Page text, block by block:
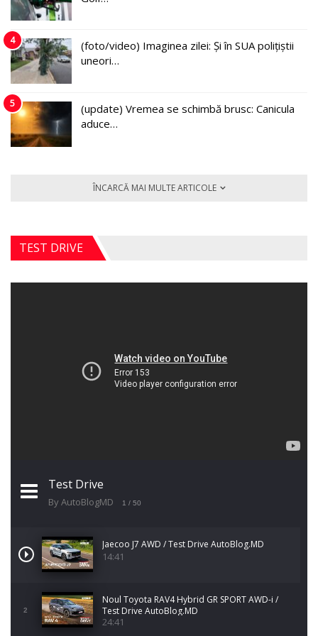
4
(foto/video) Imaginea zilei: Și în SUA polițiștii
uneori…
5
(update) Vremea se schimbă brusc: Canicula
aduce…
ÎNCARCĂ MAI MULTE ARTICOLE
TEST DRIVE
Test Drive
By AutoBlogMD 1 / 50
Jaecoo J7 AWD / Test Drive AutoBlog.MD
14:41
2
Noul Toyota RAV4 Hybrid GR SPORT AWD-i /
Test Drive AutoBlog.MD
24:41